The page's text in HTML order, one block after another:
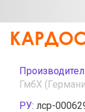
ГмбХ
РУ: лср-